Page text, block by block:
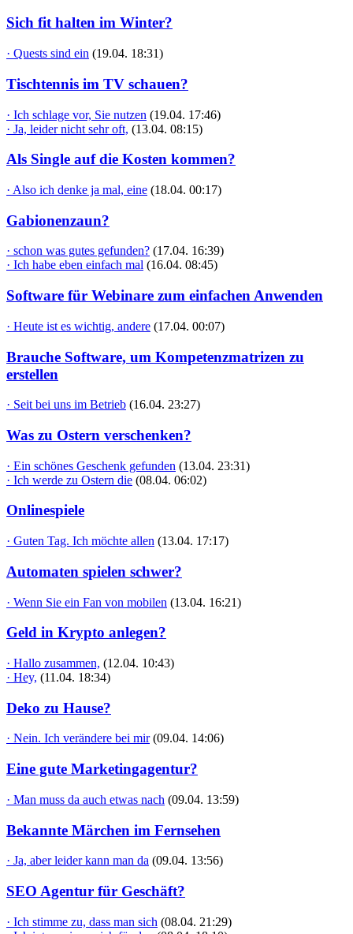
Sich fit halten im Winter?
· Quests sind ein (19.04. 18:31)
Tischtennis im TV schauen?
· Ich schlage vor, Sie nutzen (19.04. 17:46)
· Ja, leider nicht sehr oft, (13.04. 08:15)
Als Single auf die Kosten kommen?
· Also ich denke ja mal, eine (18.04. 00:17)
Gabionenzaun?
· schon was gutes gefunden? (17.04. 16:39)
· Ich habe eben einfach mal (16.04. 08:45)
Software für Webinare zum einfachen Anwenden
· Heute ist es wichtig, andere (17.04. 00:07)
Brauche Software, um Kompetenzmatrizen zu
erstellen
· Seit bei uns im Betrieb (16.04. 23:27)
Was zu Ostern verschenken?
· Ein schönes Geschenk gefunden (13.04. 23:31)
· Ich werde zu Ostern die (08.04. 06:02)
Onlinespiele
· Guten Tag. Ich möchte allen (13.04. 17:17)
Automaten spielen schwer?
· Wenn Sie ein Fan von mobilen (13.04. 16:21)
Geld in Krypto anlegen?
· Hallo zusammen, (12.04. 10:43)
· Hey, (11.04. 18:34)
Deko zu Hause?
· Nein. Ich verändere bei mir (09.04. 14:06)
Eine gute Marketingagentur?
· Man muss da auch etwas nach (09.04. 13:59)
Bekannte Märchen im Fernsehen
· Ja, aber leider kann man da (09.04. 13:56)
SEO Agentur für Geschäft?
· Ich stimme zu, dass man sich (08.04. 21:29)